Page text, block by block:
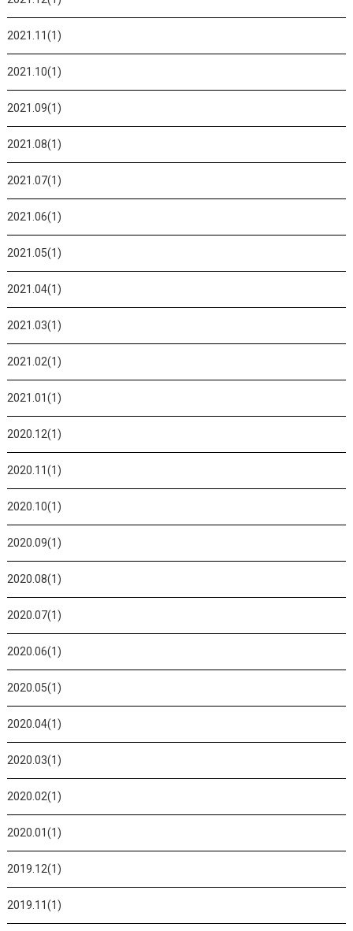
2021.11(1)
2021.10(1)
2021.09(1)
2021.08(1)
2021.07(1)
2021.06(1)
2021.05(1)
2021.04(1)
2021.03(1)
2021.02(1)
2021.01(1)
2020.12(1)
2020.11(1)
2020.10(1)
2020.09(1)
2020.08(1)
2020.07(1)
2020.06(1)
2020.05(1)
2020.04(1)
2020.03(1)
2020.02(1)
2020.01(1)
2019.12(1)
2019.11(1)